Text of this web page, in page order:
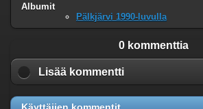
Albumit
Pälkjärvi 1990-luvulla
0 kommenttia
Lisää kommentti